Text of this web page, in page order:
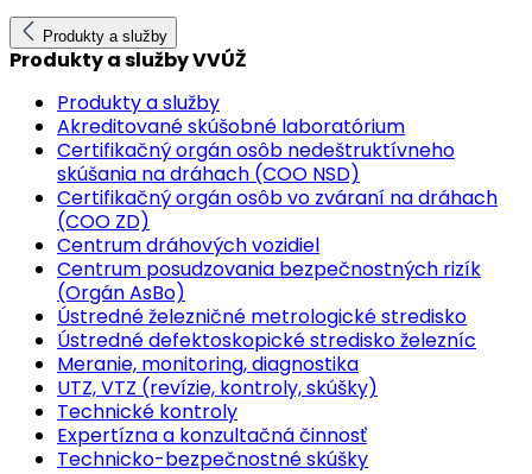
Produkty a služby
Produkty a služby VVÚŽ
Produkty a služby
Akreditované skúšobné laboratórium
Certifikačný orgán osôb nedeštruktívneho
skúšania na dráhach (COO NSD)
Certifikačný orgán osôb vo zváraní na dráhach
(COO ZD)
Centrum dráhových vozidiel
Centrum posudzovania bezpečnostných rizík
(Orgán AsBo)
Ústredné železničné metrologické stredisko
Ústredné defektoskopické stredisko železníc
Meranie, monitoring, diagnostika
UTZ, VTZ (revízie, kontroly, skúšky)
Technické kontroly
Expertízna a konzultačná činnosť
Technicko-bezpečnostné skúšky